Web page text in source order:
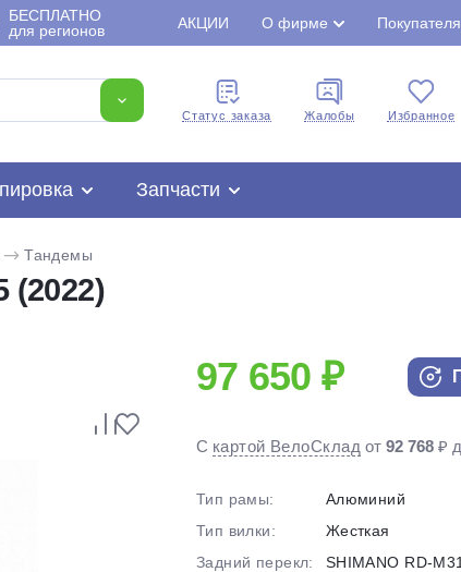
БЕСПЛАТНО
для регионов
АКЦИИ О фирме
Cтатус заказа Жалобы Избранное
Запчасти
Тандемы
(2022)
97 650 ₽
С картой ВелоСклад от92 768 ₽
Тип рамы:
Алюминий
Тип вилки:
Жесткая
Задний перекл:
SHIMANO RD-
без переплат